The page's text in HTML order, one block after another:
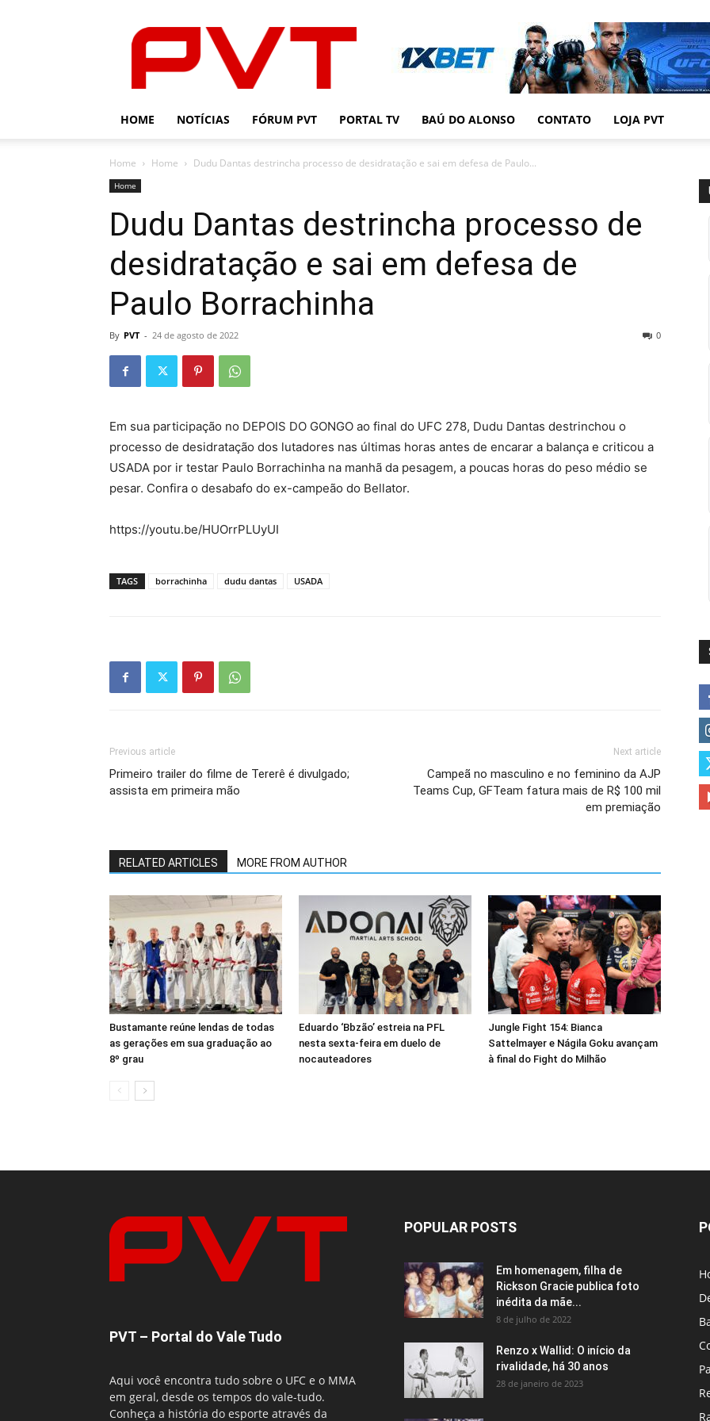
HOME NOTÍCIAS FÓRUM PVT PORTAL TV BAÚ DO ALONSO CONTATO LOJA PVT
Home Home Dudu Dantas destrincha processo de desidratação e sai em defesa de Paulo...
Home
Dudu Dantas destrincha processo de
desidratação e sai em defesa de
Paulo Borrachinha
By PVT - 24 de agosto de 2022 0
Em sua participação no DEPOIS DO GONGO ao final do UFC 278, Dudu Dantas destrinchou o
processo de desidratação dos lutadores nas últimas horas antes de encarar a balança e criticou a
USADA por ir testar Paulo Borrachinha na manhã da pesagem, a poucas horas do peso médio se
pesar. Confira o desabafo do ex-campeão do Bellator.
https://youtu.be/HUOrrPLUyUI
TAGS borrachinha dudu dantas USADA
Previous article
Primeiro trailer do filme de Tererê é divulgado;
assista em primeira mão
Next article
Campeã no masculino e no feminino da AJP
Teams Cup, GFTeam fatura mais de R$ 100 mil
em premiação
RELATED ARTICLES MORE FROM AUTHOR
Bustamante reúne lendas de todas
as gerações em sua graduação ao
8º grau
Eduardo ‘Bbzão’ estreia na PFL
nesta sexta-feira em duelo de
nocauteadores
Jungle Fight 154: Bianca
Sattelmayer e Nágila Goku avançam
à final do Fight do Milhão
PVT – Portal do Vale Tudo
Aqui você encontra tudo sobre o UFC e o MMA
em geral, desde os tempos do vale-tudo.
Conheça a história do esporte através da
POPULAR POSTS
Em homenagem, filha de
Rickson Gracie publica foto
inédita da mãe...
8 de julho de 2022
Renzo x Wallid: O início da
rivalidade, há 30 anos
28 de janeiro de 2023